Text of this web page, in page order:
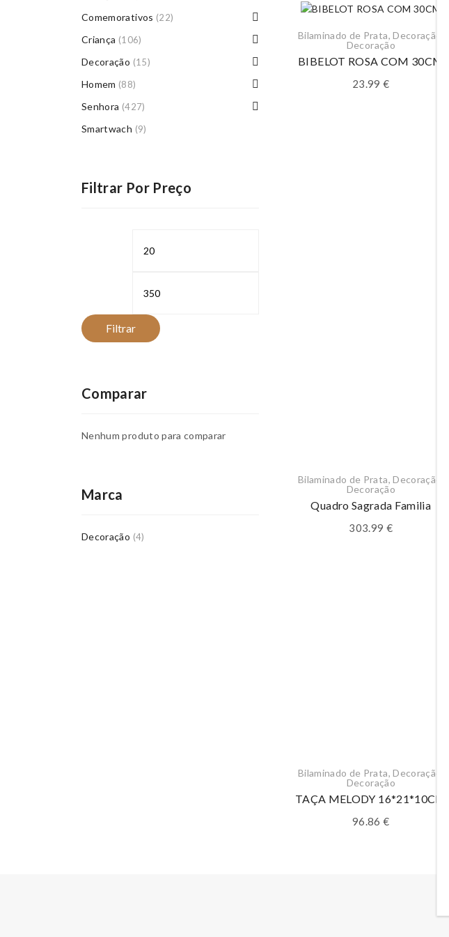
Bilaminado de Prata,Decoração
Decoração
BIBELOT ROSA COM 30CM
23.99€
Bilaminado de Prata,Decoração
Decoração
Quadro Sagrada Familia
303.99 €
Bilaminado de Prata,Decoração
Decoração
TAÇA MELODY 16*21*10CM
96.86€
Comemorativos (22)
Criança (106)
Decoração (15)
Homem (88)
Senhora (427)
Smartwach (9)
Filtrar Por Preço
Filtrar
Comparar
Nenhum produto para comparar
Marca
Decoração (4)